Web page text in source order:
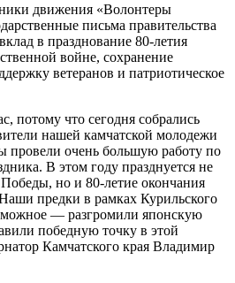
движения «Волонтеры
письма правительства
в празднование 80-летия
войне, сохранение
ветеранов и патриотическое
потому что сегодня собрались
нашей камчатской молодежи
очень большую работу по
В этом году празднуется не
но и 80-летие окончания
предки в рамках Курильского
— разгромили японскую
победную точку в этой
Камчатского края Владимир